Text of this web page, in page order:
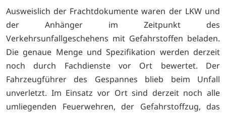
Ausweislich der Frachtdokumente waren der LKW und
der Anhänger im Zeitpunkt des
Verkehrsunfallgeschehens mit Gefahrstoffen beladen.
Die genaue Menge und Spezifikation werden derzeit
noch durch Fachdienste vor Ort bewertet. Der
Fahrzeugführer des Gespannes blieb beim Unfall
unverletzt. Im Einsatz vor Ort sind derzeit noch alle
umliegenden Feuerwehren, der Gefahrstoffzug, das